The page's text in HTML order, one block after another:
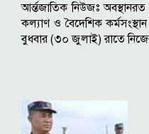
আর্ন্তজাতিক নিউজঃ
কল্যাণ ও বৈদেশিক
বুধবার (৩০ জুলাই) রাতে